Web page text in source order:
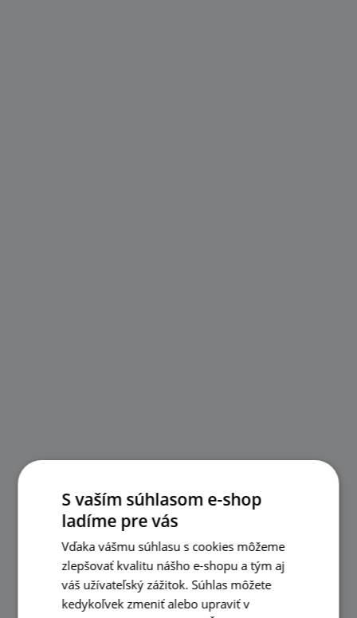
S vaším súhlasom e-shop
ladíme pre vás
Vďaka vášmu súhlasu s cookies môžeme
zlepšovať kvalitu nášho e-shopu a tým aj
váš užívateľský zážitok. Súhlas môžete
kedykoľvek zmeniť alebo upraviť v